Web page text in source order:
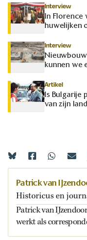
Interview
In Florence
huwelijken
Interview
kunnen we
Artikel
Is Bulgarije
van zijn
Patrick van
Historicus en
Patrick van
werkt als